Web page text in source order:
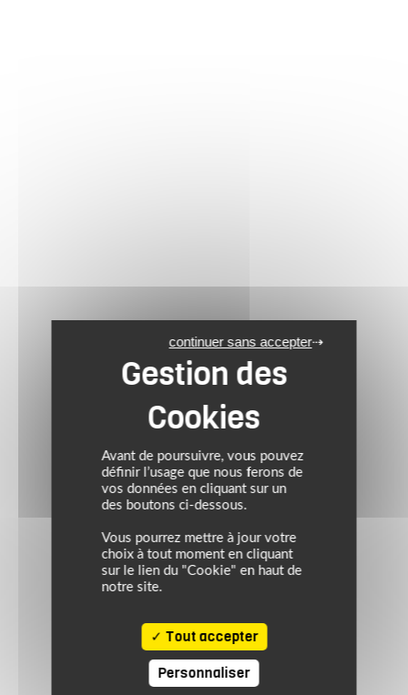
Avant de poursuivre, vous pouvez
définir l’usage que nous ferons de
vos données en cliquant sur un
des boutons ci-dessous.
Vous pourrez mettre à jour votre
choix à tout moment en cliquant
sur le lien du "Cookie" en haut de
notre site.
Tout accepter
continuer sans accepter
Personnaliser